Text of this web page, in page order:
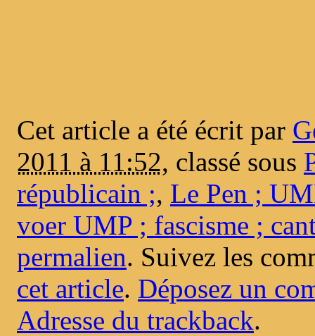
Cet article a été écrit par
2011 à 11:52, classé sous
républicain ;, Le Pen ;
voer UMP ; fascisme ;
permalien. Suivez les
cet article. Déposez un
Adresse du trackback.